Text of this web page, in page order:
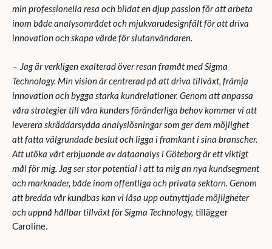
min professionella resa och bildat en djup passion för att arbeta
inom både analysområdet och mjukvarudesignfält för att driva
innovation och skapa värde för slutanvändaren.
– Jag är verkligen exalterad över resan framåt med Sigma
Technology. Min vision är centrerad på att driva tillväxt, främja
innovation och bygga starka kundrelationer. Genom att anpassa
våra strategier till våra kunders föränderliga behov kommer vi att
leverera skräddarsydda analyslösningar som ger dem möjlighet
att fatta välgrundade beslut och ligga i framkant i sina branscher.
Att utöka vårt erbjuande av dataanalys i Göteborg är ett viktigt
mål för mig. Jag ser stor potential i att ta mig an nya kundsegment
och marknader, både inom offentliga och privata sektorn. Genom
att bredda vår kundbas kan vi låsa upp outnyttjade möjligheter
och uppnå hållbar tillväxt för Sigma Technology, tillägger
Caroline.